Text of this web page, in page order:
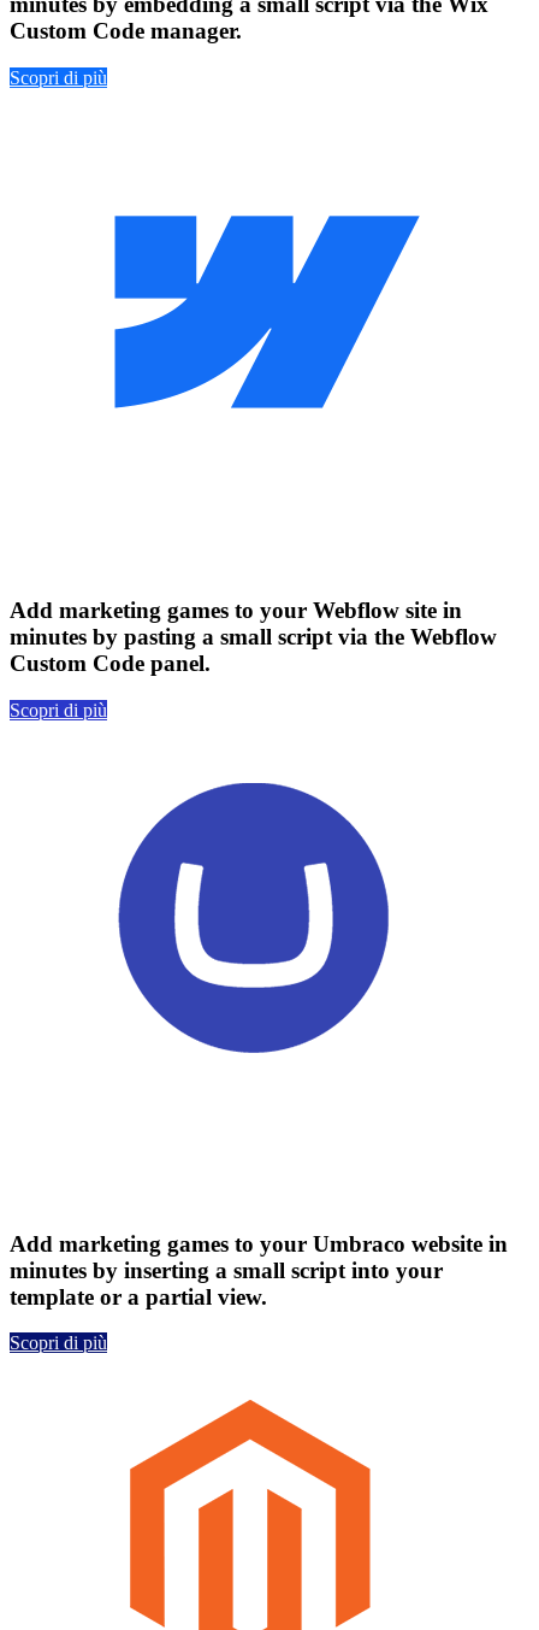
Custom Code manager.
Scopri di più
Add marketing games to your Webflow site in
minutes by pasting a small script via the Webflow
Custom Code panel.
Scopri di più
Add marketing games to your Umbraco website in
minutes by inserting a small script into your
template or a partial view.
Scopri di più